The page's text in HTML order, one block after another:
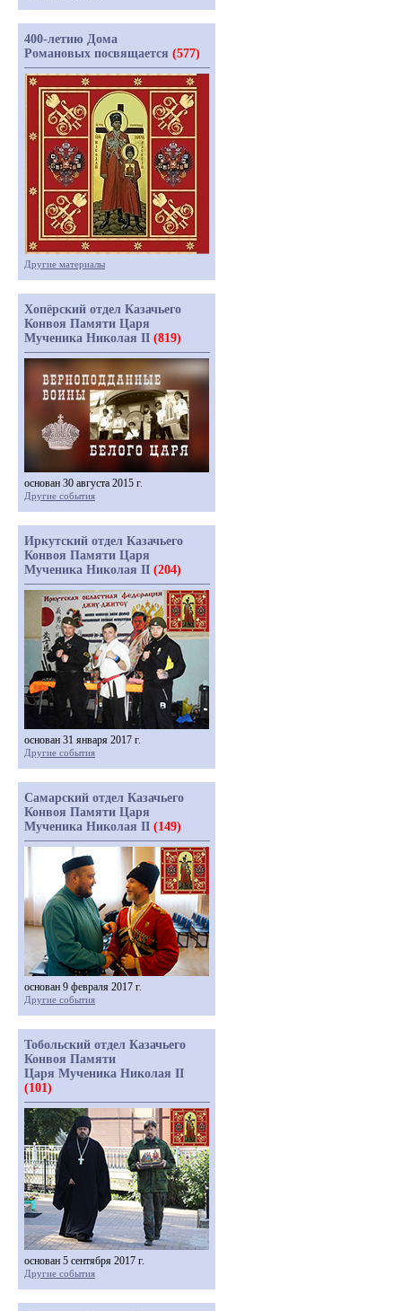
400-летию Дома
Романовых посвящается (577)
Другие материалы
Хопёрский отдел Казачьего
Конвоя Памяти Царя
Мученика Николая II (819)
основан 30 августа 2015 г.
Другие события
Иркутский отдел Казачьего
Конвоя Памяти Царя
Мученика Николая II (204)
основан 31 января 2017 г.
Другие события
Самарский отдел Казачьего
Конвоя Памяти Царя
Мученика Николая II (149)
основан 9 февраля 2017 г.
Другие события
Тобольский отдел Казачьего
Конвоя Памяти
Царя Мученика Николая II
(101)
основан 5 сентября 2017 г.
Другие события